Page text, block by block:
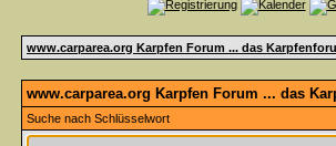
www.carparea.org Karpfen Forum ... das
www.carparea.org Karpfen Forum ... das
Suche nach Schlüsselwort